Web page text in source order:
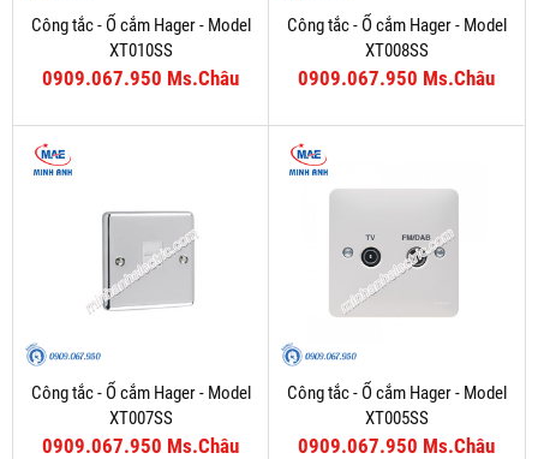
Công tắc - Ổ cắm Hager - Model
XT010SS
0909.067.950 Ms.Châu
Công tắc - Ổ cắm Hager - Model
XT008SS
0909.067.950 Ms.Châu
Công tắc - Ổ cắm Hager - Model
XT007SS
0909.067.950 Ms.Châu
Công tắc - Ổ cắm Hager - Model
XT005SS
0909.067.950 Ms.Châu